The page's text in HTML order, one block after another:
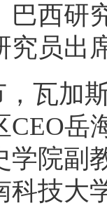
巴西研
究员出
瓦加
CEO岳
学院
科技大